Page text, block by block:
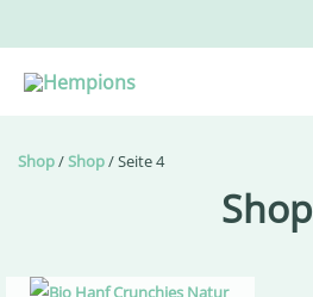
Inhalt
springen
Shop/Shop/ Seite 4
Shop